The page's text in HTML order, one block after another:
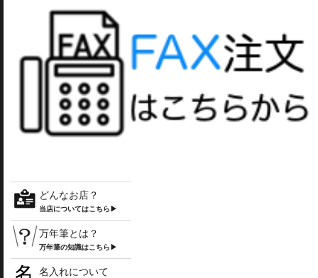
どんなお店？
当店についてはこちら▶
万年筆とは？
万年筆の知識はこちら▶
名入れについて